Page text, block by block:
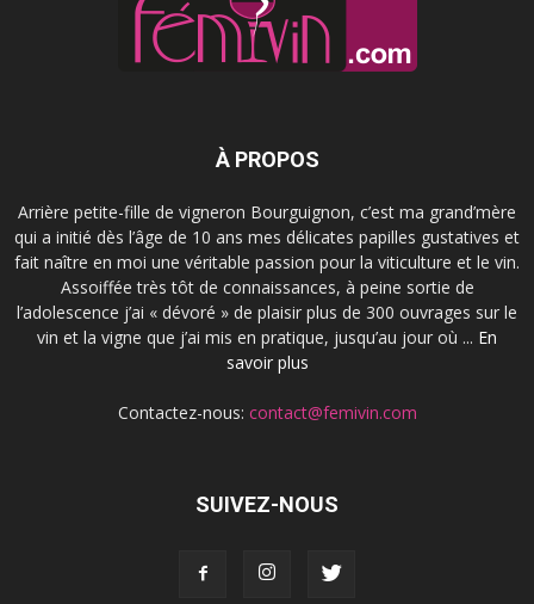
À PROPOS
Arrière petite-fille de vigneron Bourguignon, c’est ma grand’mère
qui a initié dès l’âge de 10 ans mes délicates papilles gustatives et
fait naître en moi une véritable passion pour la viticulture et le vin.
Assoiffée très tôt de connaissances, à peine sortie de
l’adolescence j’ai « dévoré » de plaisir plus de 300 ouvrages sur le
vin et la vigne que j’ai mis en pratique, jusqu’au jour où ... En
savoir plus
Contactez-nous: contact@femivin.com
SUIVEZ-NOUS